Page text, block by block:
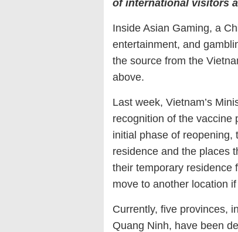
of international visitors
Inside Asian Gaming, a
entertainment, and
the source from the
above.
Last week, Vietnam’s
recognition of the vaccine
initial phase of reopening,
residence and the places
their temporary residence
move to another location
Currently, five provinces,
Quang Ninh, have been